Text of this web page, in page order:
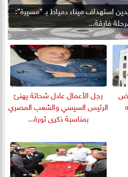
استهداف ميناء دمياط بـ ”مسيرة”:
فارقة...
رجل الأعمال عادل شحاتة يهنئ
الرئيس السيسي والشعب المصري
بمناسبة ذكرى ثورة...